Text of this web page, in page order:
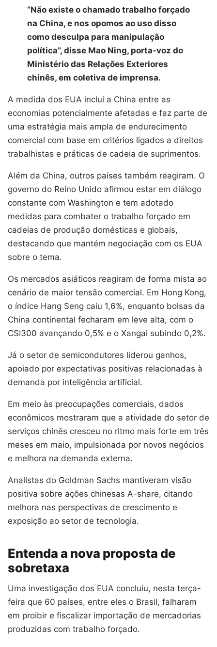
“Não existe o chamado trabalho forçado
na China, e nos opomos ao uso disso
como desculpa para manipulação
política”, disse Mao Ning, porta-voz do
Ministério das Relações Exteriores
chinês, em coletiva de imprensa.
A medida dos EUA inclui a China entre as
economias potencialmente afetadas e faz parte de
uma estratégia mais ampla de endurecimento
comercial com base em critérios ligados a direitos
trabalhistas e práticas de cadeia de suprimentos.
Além da China, outros países também reagiram. O
governo do Reino Unido afirmou estar em diálogo
constante com Washington e tem adotado
medidas para combater o trabalho forçado em
cadeias de produção domésticas e globais,
destacando que mantém negociação com os EUA
sobre o tema.
Os mercados asiáticos reagiram de forma mista ao
cenário de maior tensão comercial. Em Hong Kong,
o índice Hang Seng caiu 1,6%, enquanto bolsas da
China continental fecharam em leve alta, com o
CSI300 avançando 0,5% e o Xangai subindo 0,2%.
Já o setor de semicondutores liderou ganhos,
apoiado por expectativas positivas relacionadas à
demanda por inteligência artificial.
Em meio às preocupações comerciais, dados
econômicos mostraram que a atividade do setor de
serviços chinês cresceu no ritmo mais forte em três
meses em maio, impulsionada por novos negócios
e melhora na demanda externa.
Analistas do Goldman Sachs mantiveram visão
positiva sobre ações chinesas A-share, citando
melhora nas perspectivas de crescimento e
exposição ao setor de tecnologia.
Entenda a nova proposta de
sobretaxa
Uma investigação dos EUA concluiu, nesta terça-
feira que 60 países, entre eles o Brasil, falharam
em proibir e fiscalizar importação de mercadorias
produzidas com trabalho forçado.